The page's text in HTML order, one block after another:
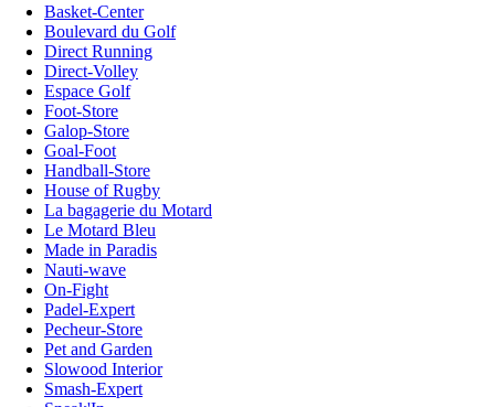
Basket-Center
Boulevard du Golf
Direct Running
Direct-Volley
Espace Golf
Foot-Store
Galop-Store
Goal-Foot
Handball-Store
House of Rugby
La bagagerie du Motard
Le Motard Bleu
Made in Paradis
Nauti-wave
On-Fight
Padel-Expert
Pecheur-Store
Pet and Garden
Slowood Interior
Smash-Expert